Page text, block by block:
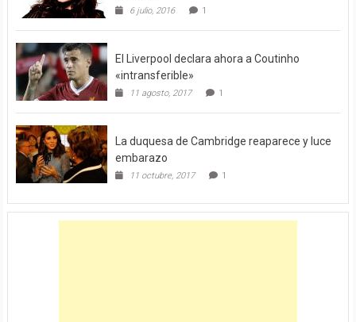
6 julio, 2016 1
El Liverpool declara ahora a Coutinho
«intransferible»
11 agosto, 2017 1
La duquesa de Cambridge reaparece y luce
embarazo
11 octubre, 2017 1